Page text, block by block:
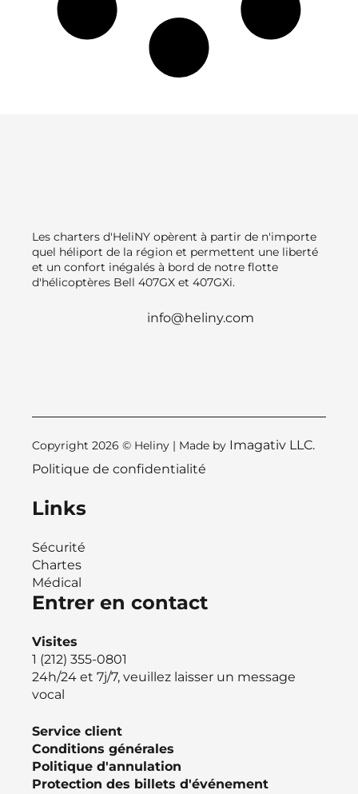
Les charters d'HeliNY opèrent à partir de n'importe
quel héliport de la région et permettent une liberté
et un confort inégalés à bord de notre flotte
d'hélicoptères Bell 407GX et 407GXi.
info@heliny.com
Copyright 2026 © Heliny | Made by Imagativ LLC.
Politique de confidentialité
Links
Sécurité
Chartes
Médical
Entrer en contact
Visites
1 (212) 355-0801
24h/24 et 7j/7, veuillez laisser un message
vocal
Service client
Conditions générales
Politique d'annulation
Protection des billets d'événement